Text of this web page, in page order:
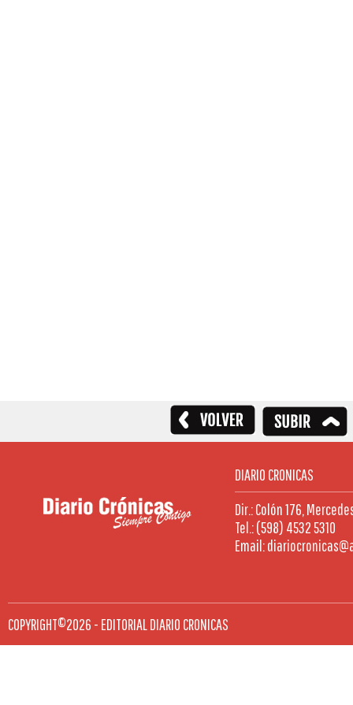
DIARIO CRONICAS
Dir.: Colón 176,
Tel.: (598) 4532 5310
Email:
COPYRIGHT©2026 - EDITORIAL DIARIO CRONICAS